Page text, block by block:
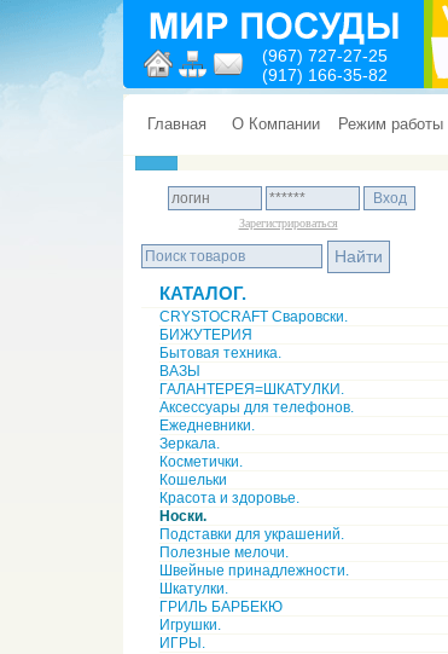
(967) 727-27-25
(917) 166-35-82
Главная О Компании Режим работы
Зарегистрироваться
КАТАЛОГ.
CRYSTOCRAFT Сваровски.
БИЖУТЕРИЯ
Бытовая техника.
ВАЗЫ
ГАЛАНТЕРЕЯ=ШКАТУЛКИ.
Аксессуары для телефонов.
Ежедневники.
Зеркала.
Косметички.
Кошельки
Красота и здоровье.
Носки.
Подставки для украшений.
Полезные мелочи.
Швейные принадлежности.
Шкатулки.
ГРИЛЬ БАРБЕКЮ
Игрушки.
ИГРЫ.